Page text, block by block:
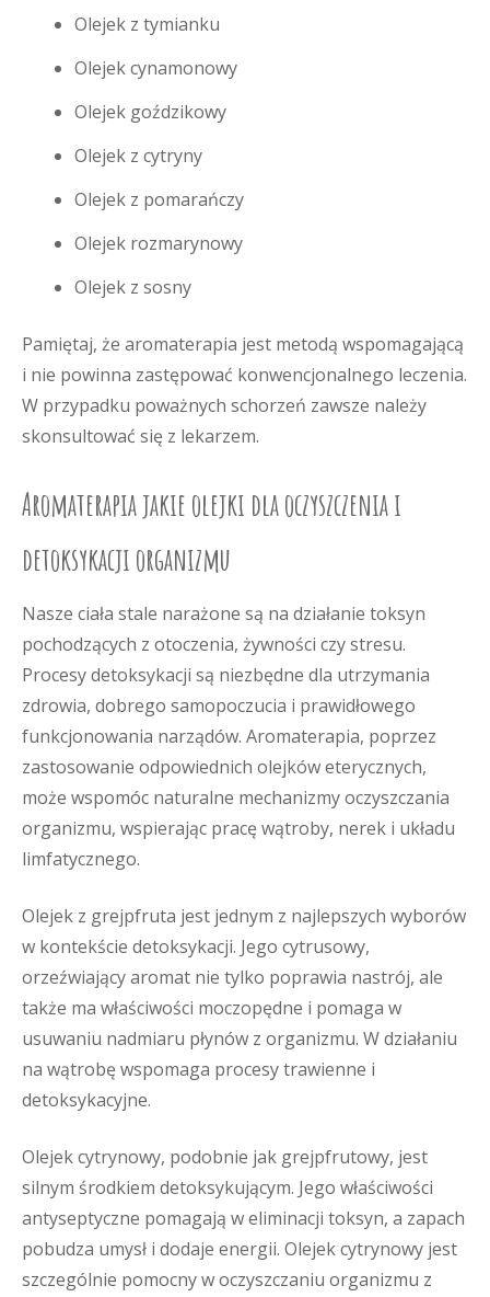
Olejek z tymianku
Olejek cynamonowy
Olejek goździkowy
Olejek z cytryny
Olejek z pomarańczy
Olejek rozmarynowy
Olejek z sosny
Pamiętaj, że aromaterapia jest metodą wspomagającą
i nie powinna zastępować konwencjonalnego leczenia.
W przypadku poważnych schorzeń zawsze należy
skonsultować się z lekarzem.
Aromaterapia jakie olejki dla oczyszczenia i
detoksykacji organizmu
Nasze ciała stale narażone są na działanie toksyn
pochodzących z otoczenia, żywności czy stresu.
Procesy detoksykacji są niezbędne dla utrzymania
zdrowia, dobrego samopoczucia i prawidłowego
funkcjonowania narządów. Aromaterapia, poprzez
zastosowanie odpowiednich olejków eterycznych,
może wspomóc naturalne mechanizmy oczyszczania
organizmu, wspierając pracę wątroby, nerek i układu
limfatycznego.
Olejek z grejpfruta jest jednym z najlepszych wyborów
w kontekście detoksykacji. Jego cytrusowy,
orzeźwiający aromat nie tylko poprawia nastrój, ale
także ma właściwości moczopędne i pomaga w
usuwaniu nadmiaru płynów z organizmu. W działaniu
na wątrobę wspomaga procesy trawienne i
detoksykacyjne.
Olejek cytrynowy, podobnie jak grejpfrutowy, jest
silnym środkiem detoksykującym. Jego właściwości
antyseptyczne pomagają w eliminacji toksyn, a zapach
pobudza umysł i dodaje energii. Olejek cytrynowy jest
szczególnie pomocny w oczyszczaniu organizmu z